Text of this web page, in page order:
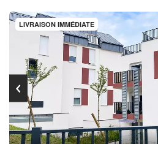
LIVRAISON IMMÉDIATE